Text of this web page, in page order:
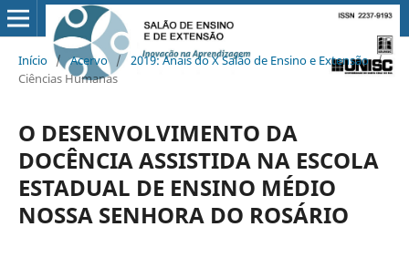
Início / Acervo / 2019: Anais do X Salão de Ensino e Extensão /
Ciências Humanas
O DESENVOLVIMENTO DA
DOCÊNCIA ASSISTIDA NA ESCOLA
ESTADUAL DE ENSINO MÉDIO
NOSSA SENHORA DO ROSÁRIO